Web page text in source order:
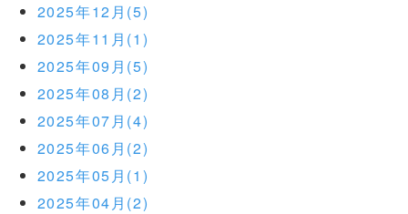
2025年12月(5)
2025年11月(1)
2025年09月(5)
2025年08月(2)
2025年07月(4)
2025年06月(2)
2025年05月(1)
2025年04月(2)